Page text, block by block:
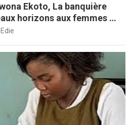
Ekoto, La banquière
horizons aux femmes et